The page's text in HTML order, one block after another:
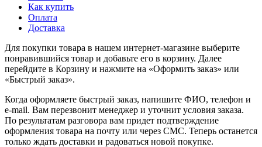
Как купить
Оплата
Доставка
Для покупки товара в нашем интернет-магазине выберите
понравившийся товар и добавьте его в корзину. Далее
перейдите в Корзину и нажмите на «Оформить заказ» или
«Быстрый заказ».
Когда оформляете быстрый заказ, напишите ФИО, телефон и
e-mail. Вам перезвонит менеджер и уточнит условия заказа.
По результатам разговора вам придет подтверждение
оформления товара на почту или через СМС. Теперь останется
только ждать доставки и радоваться новой покупке.